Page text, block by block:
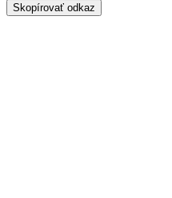
Skopírovať odkaz